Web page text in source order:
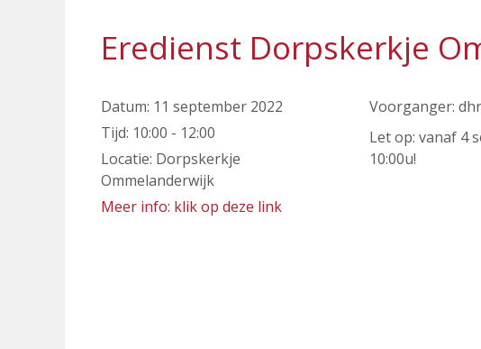
Eredienst Dorpskerkje
Datum: 11 september 2022
Tijd: 10:00 - 12:00
Locatie: Dorpskerkje
Ommelanderwijk
Meer info: klik op deze link
Voorganger:
Let op: vanaf 4
10:00u!